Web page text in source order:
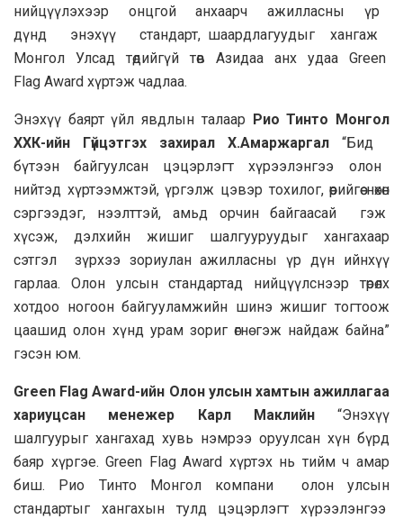
нийцүүлэхээр онцгой анхаарч ажилласны үр
дүнд энэхүү стандарт, шаардлагуудыг хангаж
Монгол Улсад төдийгүй төв Азидаа анх удаа Green
Flag Award хүртэж чадлаа.
Энэхүү баярт үйл явдлын талаар
Рио Тинто Монгол
ХХК-ийн Гүйцэтгэх захирал Х.Амаржаргал “Бид
бүтээн байгуулсан цэцэрлэгт хүрээлэнгээ олон
нийтэд хүртээмжтэй, үргэлж цэвэр тохилог, өөрийгөө нөхөн
сэргээдэг, нээлттэй, амьд орчин байгаасай гэж
хүсэж, дэлхийн жишиг шалгууруудыг хангахаар
сэтгэл зүрхээ зориулан ажилласны үр дүн ийнхүү
гарлаа. Олон улсын стандартад нийцүүлснээр төрөлх
хотдоо ногоон байгууламжийн шинэ жишиг тогтоож
цаашид олон хүнд урам зориг өгнө гэж найдаж байна”
гэсэн юм.
Green Flag Award-ийн Олон улсын хамтын ажиллагаа
хариуцсан менежер Карл Маклийн“Энэхүү
шалгуурыг хангахад хувь нэмрээ оруулсан хүн бүрд
баяр хүргэе. Green Flag Award хүртэх нь тийм ч амар
биш. Рио Тинто Монгол компани олон улсын
стандартыг хангахын тулд цэцэрлэгт хүрээлэнгээ